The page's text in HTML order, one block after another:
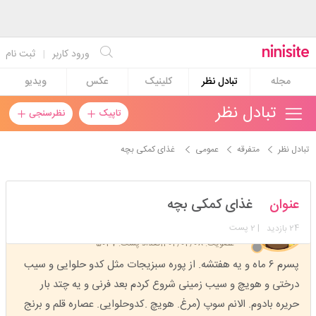
ثبت نام | ورود کاربر
مجله
تبادل نظر کلینیک عکس ویدیو
تاپیک نظرسنجی تبادل نظر
تبادل نظر متفرقه عمومی غذای کمکی بچه
father78
عضویت: 1402/02/08 تعداد پست: 5037
عنوان غذای کمکی بچه
24 بازدید | 2 پست
پسرم ۶ ماه و یه هفتشه. از پوره سبزیجات مثل کدو حلوایی و سیب
درختی و هویچ و سیب زمینی شروع کردم بعد فرنی و یه چتد بار
حریره بادوم. الانم سوپ (مرغ. هویچ .کدوحلوایی. عصاره قلم و برنج